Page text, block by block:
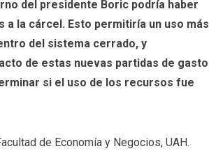
del presidente Boric podría haber
la cárcel. Esto permitiría un uso más
del sistema cerrado, y
de estas nuevas partidas de gasto
si el uso de los recursos fue
de Economía y Negocios, UAH.